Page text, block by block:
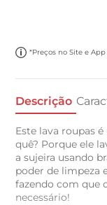
*Preços no Site e
Descrição
Este lava roupas
quê? Porque ele
a sujeira usando
poder de limpeza
fazendo com que
necessário!